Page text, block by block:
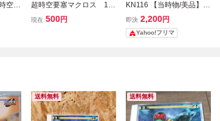
空要
超時空要塞マクロス 1/1
00 ワンマン戦闘ポッド グ
現在 500円
KN116 【当時物/美品】P
C-9801版 3.5インチソフ
トゲーム 超時空要塞マク
ロス スカルリーダー ガン
即決 2,200円
Yahoo!フリマ
送料無料 送料無料